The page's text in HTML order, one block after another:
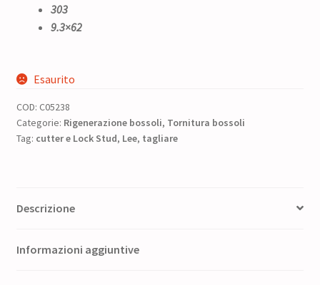
era:
12,00 €.
303
9.3×62
Esaurito
COD: C05238
Categorie: Rigenerazione bossoli, Tornitura bossoli
Tag: cutter e Lock Stud, Lee, tagliare
Descrizione
Informazioni aggiuntive